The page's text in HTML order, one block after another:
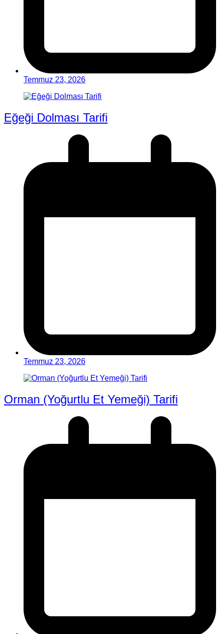
Temmuz 23, 2026
Eğeği Dolması Tarifi
Temmuz 23, 2026
Orman (Yoğurtlu Et Yemeği) Tarifi